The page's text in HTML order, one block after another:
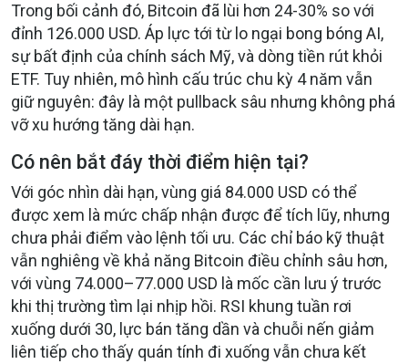
Trong bối cảnh đó, Bitcoin đã lùi hơn 24-30% so với
đỉnh 126.000 USD. Áp lực tới từ lo ngại bong bóng AI,
sự bất định của chính sách Mỹ, và dòng tiền rút khỏi
ETF. Tuy nhiên, mô hình cấu trúc chu kỳ 4 năm vẫn
giữ nguyên: đây là một pullback sâu nhưng không phá
vỡ xu hướng tăng dài hạn.
Có nên bắt đáy thời điểm hiện tại?
Với góc nhìn dài hạn, vùng giá 84.000 USD có thể
được xem là mức chấp nhận được để tích lũy, nhưng
chưa phải điểm vào lệnh tối ưu. Các chỉ báo kỹ thuật
vẫn nghiêng về khả năng Bitcoin điều chỉnh sâu hơn,
với vùng 74.000–77.000 USD là mốc cần lưu ý trước
khi thị trường tìm lại nhịp hồi. RSI khung tuần rơi
xuống dưới 30, lực bán tăng dần và chuỗi nến giảm
liên tiếp cho thấy quán tính đi xuống vẫn chưa kết